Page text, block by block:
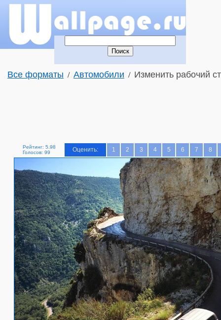
Все форматы / Автомобили / Изменить рабочий
Рейтинг: 5.98
Голосов: 99
Оценить: 1 2 3 4 5 6 7 8